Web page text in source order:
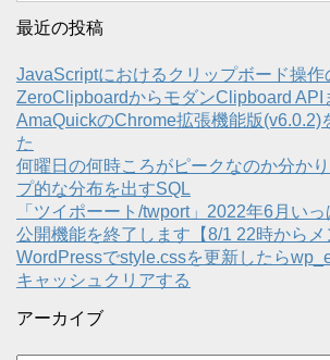
最近の投稿
JavaScriptにおけるクリップボード操作
ZeroClipboardからモダンClipboard API
AmaQuickのChrome拡張機能版(v6.0.2)
た
何曜日の何時ころがピークなのか分か
プ的な分布を出すSQL
「ツイポーート/twport」2022年6月い
公開機能を終了します【8/1 22時からメ
WordPressでstyle.cssを更新したら
キャッシュクリアする
アーカイブ